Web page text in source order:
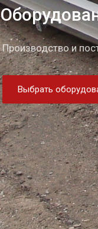
Производство и
Выбрать